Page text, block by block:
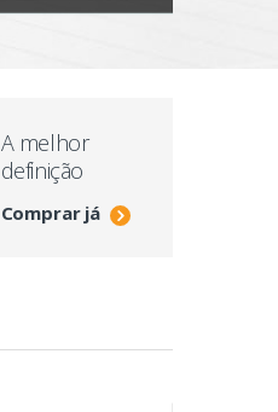
A melhor
definição
Comprar já